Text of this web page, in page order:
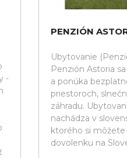
-
PENZIÓN
Ubytovanie
Penzión Astoria
a ponúka
priestoroch,
záhradu.
nachádza v
ktorého si môžete
dovolenku na